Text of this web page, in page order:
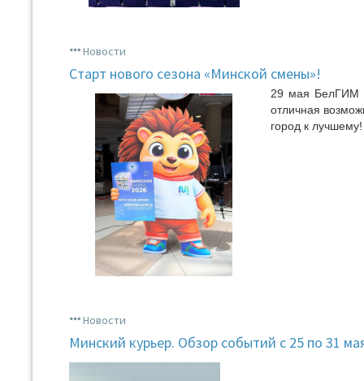
Новости
Старт нового сезона «Минской смены»!
29 мая БелГИМ
отличная
город к лучшему!
Новости
Минский курьер. Обзор событий с 25 по 31